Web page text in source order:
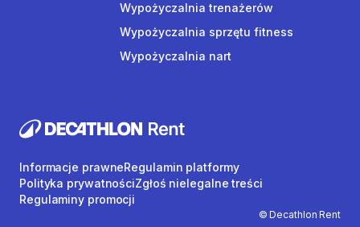
Wypożyczalnia trenażerów
Wypożyczalnia sprzętu fitness
Wypożyczalnia nart
© Decathlon Rent
Informacje prawneRegulamin platformy
Polityka prywatnościZgłoś nielegalne treści
Regulaminy promocji